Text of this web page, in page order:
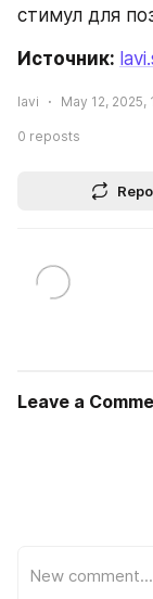
стимул для
Источник:
lavi May 12, 2025,
0 reposts
Leave a